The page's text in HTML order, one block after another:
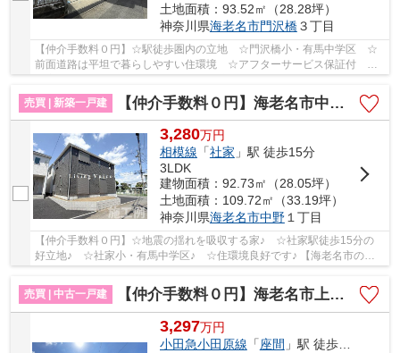
土地面積：93.52㎡（28.28坪）
神奈川県海老名市門沢橋３丁目
【仲介手数料０円】☆駅徒歩圏内の立地 ☆門沢橋小・有馬中学区 ☆
前面道路は平坦で暮らしやすい住環境 ☆アフターサービス保証付 ☆
全室南向きで陽当良好 ☆リフォーム済み♪ 【海老名...
売買 | 新築一戸建
【仲介手数料０円】海老名市中野第10 新築一戸建て
3,280万円
相模線 「社家 」駅 徒歩15分
3LDK
建物面積：92.73㎡（28.05坪）
土地面積：109.72㎡（33.19坪）
神奈川県海老名市中野１丁目
【仲介手数料０円】☆地震の揺れを吸収する家♪ ☆社家駅徒歩15分の
好立地♪ ☆社家小・有馬中学区♪ ☆住環境良好です♪ 【海老名市の新
売買 | 中古一戸建
【仲介手数料０円】海老名市上今泉5丁目 中古一戸建て
3,297万円
小田急小田原線 「座間 」駅 徒歩18分